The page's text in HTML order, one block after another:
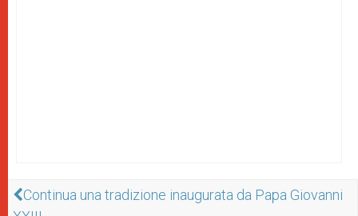
Continua una tradizione inaugurata da Papa Giovanni